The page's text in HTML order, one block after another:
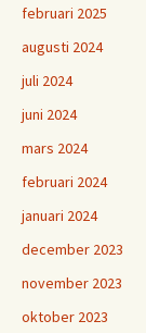
februari 2025
augusti 2024
juli 2024
juni 2024
mars 2024
februari 2024
januari 2024
december 2023
november 2023
oktober 2023